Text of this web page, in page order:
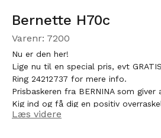
Bernette H70c
Varenr: 7200
Nu er den her!
Lige nu til en special pris, evt
Ring 24212737 for mere info.
Prisbaskeren fra BERNINA som giver
Kig ind og få dig en positiv
været lettere og billigere at komme
Læs videre